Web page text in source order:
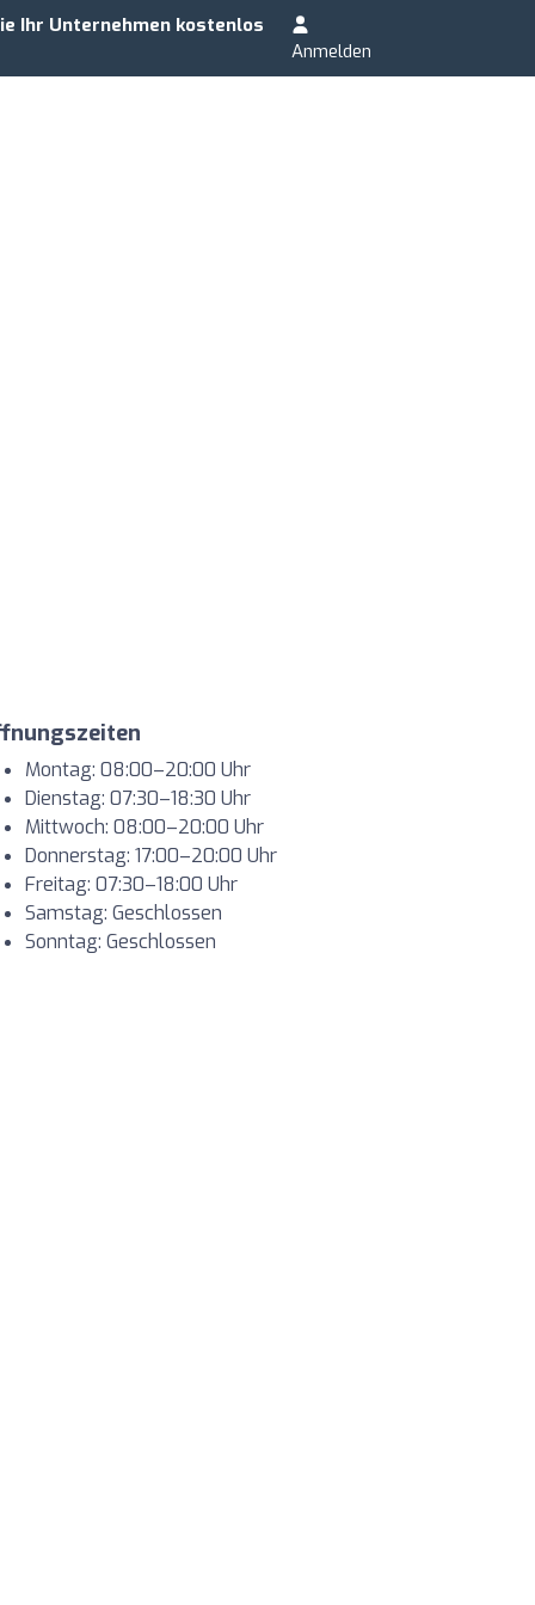
Ihr Unternehmen kostenlos
Anmelden
Montag: 08:00–20:00 Uhr
Dienstag: 07:30–18:30 Uhr
Mittwoch: 08:00–20:00 Uhr
Donnerstag: 17:00–20:00 Uhr
Freitag: 07:30–18:00 Uhr
Samstag: Geschlossen
Sonntag: Geschlossen